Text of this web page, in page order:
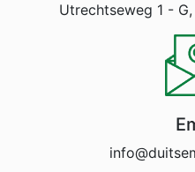
Utrechtseweg 1 -